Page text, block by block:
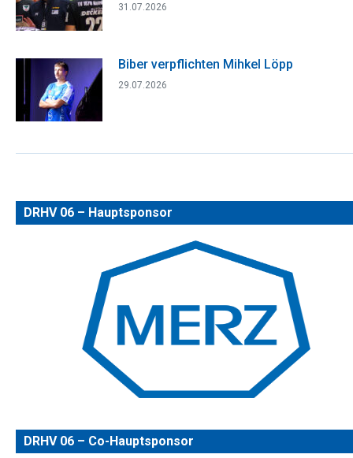
31.07.2026
Biber verpflichten Mihkel Löpp
29.07.2026
DRHV 06 – Hauptsponsor
DRHV 06 – Co-Hauptsponsor